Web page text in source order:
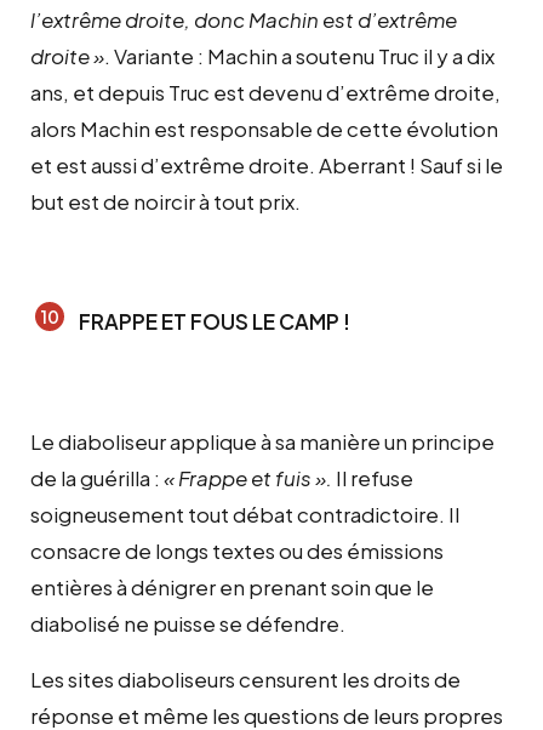
l’extrême droite, donc Machin est d’extrême
droite ». Variante : Machin a soutenu Truc il y a dix
ans, et depuis Truc est devenu d’extrême droite,
alors Machin est responsable de cette évolution
et est aussi d’extrême droite. Aberrant ! Sauf si le
but est de noircir à tout prix.
FRAPPE ET FOUS LE CAMP !
Le diaboliseur applique à sa manière un principe
de la guérilla : « Frappe et fuis ». Il refuse
soigneusement tout débat contradictoire. Il
consacre de longs textes ou des émissions
entières à dénigrer en prenant soin que le
diabolisé ne puisse se défendre.
Les sites diaboliseurs censurent les droits de
réponse et même les questions de leurs propres